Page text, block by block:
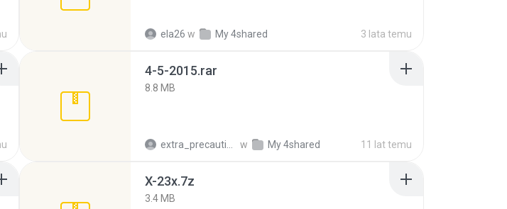
ela26 w My 4shared 3 lata temu
4-5-2015.rar
8.8 MB
w My 4shared 11 lat temu
X-23x.7z
3.4 MB